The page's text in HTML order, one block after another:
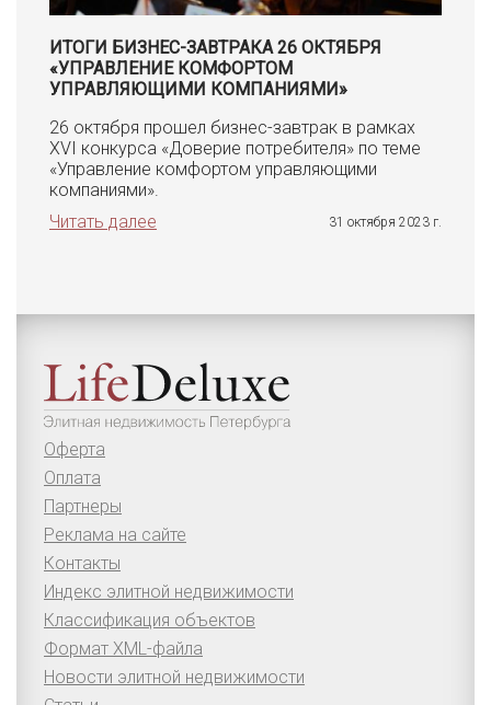
ИТОГИ БИЗНЕС-ЗАВТРАКА 26 ОКТЯБРЯ
«УПРАВЛЕНИЕ КОМФОРТОМ
УПРАВЛЯЮЩИМИ КОМПАНИЯМИ»
26 октября прошел бизнес-завтрак в рамках
XVI конкурса «Доверие потребителя» по теме
«Управление комфортом управляющими
компаниями».
Читать далее
31 октября 2023 г.
Оферта
Оплата
Партнеры
Реклама на сайте
Контакты
Индекс элитной недвижимости
Классификация объектов
Формат XML-файла
Новости элитной недвижимости